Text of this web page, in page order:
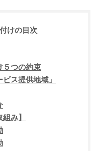
けの目次
５つの約束
ス提供地域」
み】